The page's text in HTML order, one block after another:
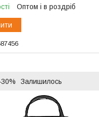
Оптом і в роздріб
Залишилось